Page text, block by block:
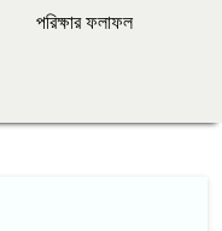
পরিক্ষার ফলাফল